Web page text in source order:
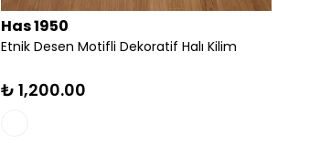
Has 1950
Etnik Desen Motifli Dekoratif Halı Kilim
₺ 1,200.00